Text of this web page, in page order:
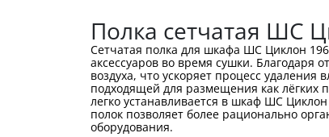
Полка сетчатая ШС
Сетчатая полка для шкафа ШС Циклон
аксессуаров во время сушки. Благодаря
воздуха, что ускоряет процесс
подходящей для размещения как лёгких
легко устанавливается в шкаф ШС
полок позволяет более рационально
оборудования.